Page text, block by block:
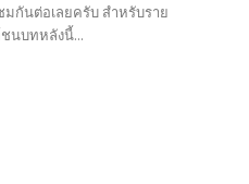
กันต่อเลยครับ สำหรับราย
นบทหลังนี้...